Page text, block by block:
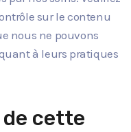
sur le contenu
nous ne pouvons
à leurs pratiques
cette